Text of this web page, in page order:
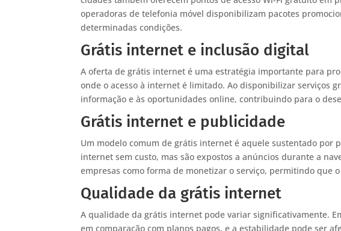
operadoras de telefonia móvel disponibilizam pacotes
determinadas condições.
Grátis internet e inclusão digital
A oferta de grátis internet é uma estratégia importante para
onde o acesso à internet é limitado. Ao disponibilizar serviços
informação e às oportunidades online, contribuindo para o
Grátis internet e publicidade
Um modelo comum de grátis internet é aquele sustentado por
internet sem custo, mas são expostos a anúncios durante a
empresas como forma de monetizar o serviço, permitindo que
Qualidade da grátis internet
A qualidade da grátis internet pode variar significativamente.
em comparação com planos pagos, e a estabilidade pode ser